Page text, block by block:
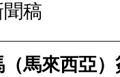
聞稿
（馬來西亞